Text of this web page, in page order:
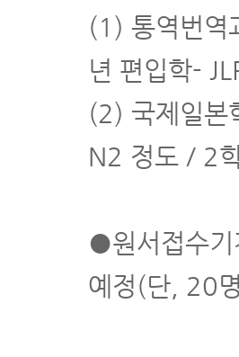
(1) 통역번역
년 편입학-
(2) 국제일본
N2 정도 / 2
●원서접수
예정(단, 20